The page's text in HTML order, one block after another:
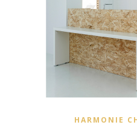
HARMONIE